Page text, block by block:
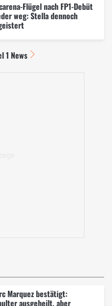
Flügel nach FP1-Debüt
weg: Stella dennoch
1 News
Marquez bestätigt:
ausgeheilt, aber